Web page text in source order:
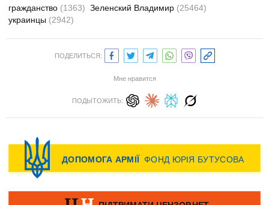
гражданство (1363) Зеленский Владимир (25464)
украинцы (2942)
ПОДЕЛИТЬСЯ:
Мне нравится
ПОДЫТОЖИТЬ: